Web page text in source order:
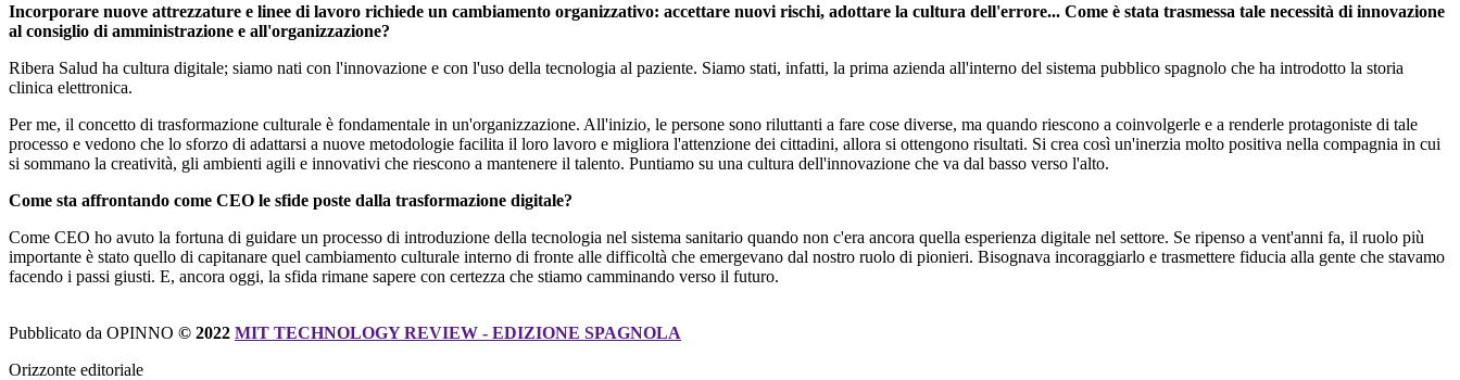
Incorporare nuove attrezzature e linee di lavoro richiede un cambiamento organizzativo: accettare nuovi rischi, adottare la cultura dell'errore... Come è stata trasmessa tale necessità di innovazione
al consiglio di amministrazione e all'organizzazione?
Ribera Salud ha cultura digitale; siamo nati con l'innovazione e con l'uso della tecnologia al paziente. Siamo stati, infatti, la prima azienda all'interno del sistema pubblico spagnolo che ha introdotto la storia
clinica elettronica.
Per me, il concetto di trasformazione culturale è fondamentale in un'organizzazione. All'inizio, le persone sono riluttanti a fare cose diverse, ma quando riescono a coinvolgerle e a renderle protagoniste di tale
processo e vedono che lo sforzo di adattarsi a nuove metodologie facilita il loro lavoro e migliora l'attenzione dei cittadini, allora si ottengono risultati. Si crea così un'inerzia molto positiva nella compagnia in cui
si sommano la creatività, gli ambienti agili e innovativi che riescono a mantenere il talento. Puntiamo su una cultura dell'innovazione che va dal basso verso l'alto.
Come sta affrontando come CEO le sfide poste dalla trasformazione digitale?
Come CEO ho avuto la fortuna di guidare un processo di introduzione della tecnologia nel sistema sanitario quando non c'era ancora quella esperienza digitale nel settore. Se ripenso a vent'anni fa, il ruolo più
importante è stato quello di capitanare quel cambiamento culturale interno di fronte alle difficoltà che emergevano dal nostro ruolo di pionieri. Bisognava incoraggiarlo e trasmettere fiducia alla gente che stavamo
facendo i passi giusti. E, ancora oggi, la sfida rimane sapere con certezza che stiamo camminando verso il futuro.
Pubblicato da OPINNO © 2022 MIT TECHNOLOGY REVIEW - EDIZIONE SPAGNOLA
Orizzonte editoriale